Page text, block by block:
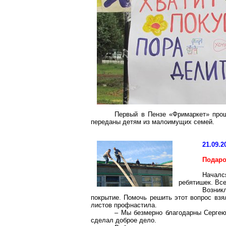
Первый в Пензе «Фримаркет»
переданы детям из малоимущих семей.
ребятишек.
покрытие. Помочь решить этот вопрос
листов профнастила.
– Мы безмерно благодарны
сделал доброе дело.